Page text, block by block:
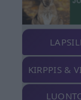
KIRPPIS &